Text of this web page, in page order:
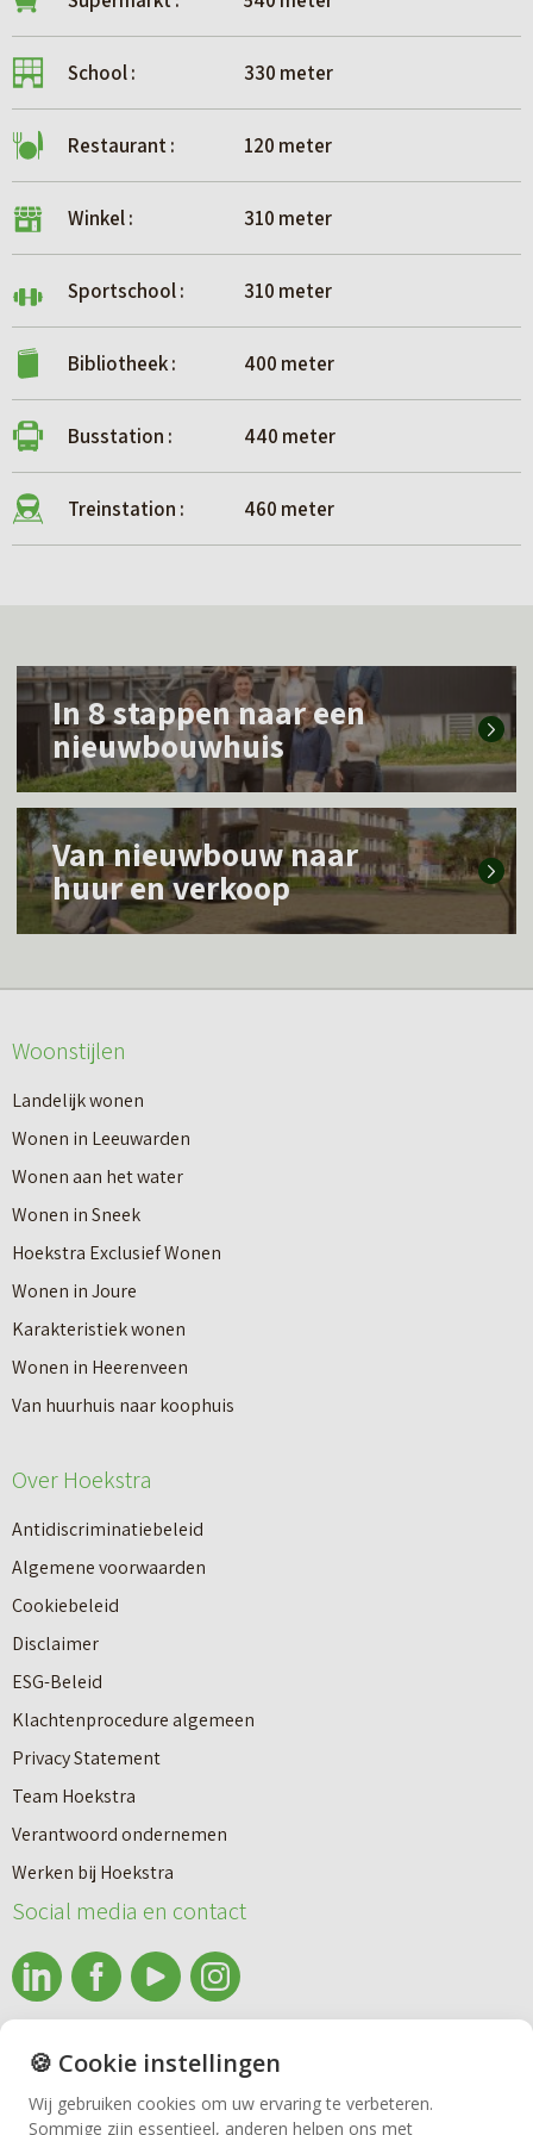
Nieuwbouw
Huren
Bedrijfsmakelaardij
School : 330 meter
Restaurant : 120 meter
Winkel : 310 meter
Sportschool : 310 meter
Bibliotheek : 400 meter
Busstation : 440 meter
Treinstation : 460 meter
L
s
m
e
o
e
r
I
n
8
s
t
a
p
p
n
n
a
a
r
e
e
n
n
i
e
u
o
w
In 8 stappen naar een
nieuwbouwhuis
L
e
s
e
o
v
e
r
V
a
n
n
e
u
Van nieuwbouw naar
huur en verkoop
Woonstijlen
Landelijk wonen
Wonen in Leeuwarden
Wonen aan het water
Wonen in Sneek
Hoekstra Exclusief Wonen
Wonen in Joure
Karakteristiek wonen
Wonen in Heerenveen
Van huurhuis naar koophuis
Over Hoekstra
Antidiscriminatiebeleid
Algemene voorwaarden
Cookiebeleid
Disclaimer
ESG-Beleid
Klachtenprocedure algemeen
Privacy Statement
Team Hoekstra
Verantwoord ondernemen
Werken bij Hoekstra
Social media en contact
info@makelaardijhoekstra.nl
Alle contactgegevens
🍪 Cookie instellingen
Wij gebruiken cookies om uw ervaring te verbeteren.
Sommige zijn essentieel, anderen helpen ons met